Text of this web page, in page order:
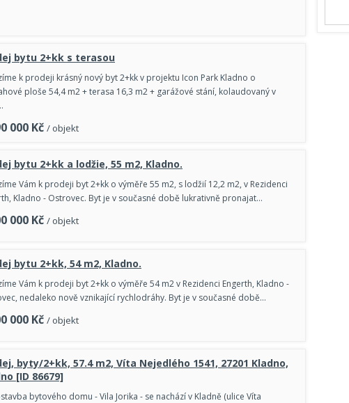
bytu 2+kk s terasou
k prodeji krásný nový byt 2+kk v projektu Icon Park Kladno o
ploše 54,4 m2 + terasa 16,3 m2 + garážové stání, kolaudovaný v
000 Kč / objekt
bytu 2+kk a lodžie, 55 m2, Kladno.
Vám k prodeji byt 2+kk o výměře 55 m2, s lodžií 12,2 m2, v Rezidenci
Kladno - Ostrovec. Byt je v současné době lukrativně pronajat…
000 Kč / objekt
bytu 2+kk, 54 m2, Kladno.
Vám k prodeji byt 2+kk o výměře 54 m2 v Rezidenci Engerth, Kladno -
nedaleko nově vznikající rychlodráhy. Byt je v současné době…
000 Kč / objekt
byty/2+kk, 57.4 m2, Víta Nejedlého 1541, 27201 Kladno,
[ID 86679]
bytového domu - Vila Jorika - se nachází v Kladně (ulice Víta